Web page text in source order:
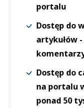
portalu
Dostęp do
artykułów
Dostęp do
na portalu
ponad 50